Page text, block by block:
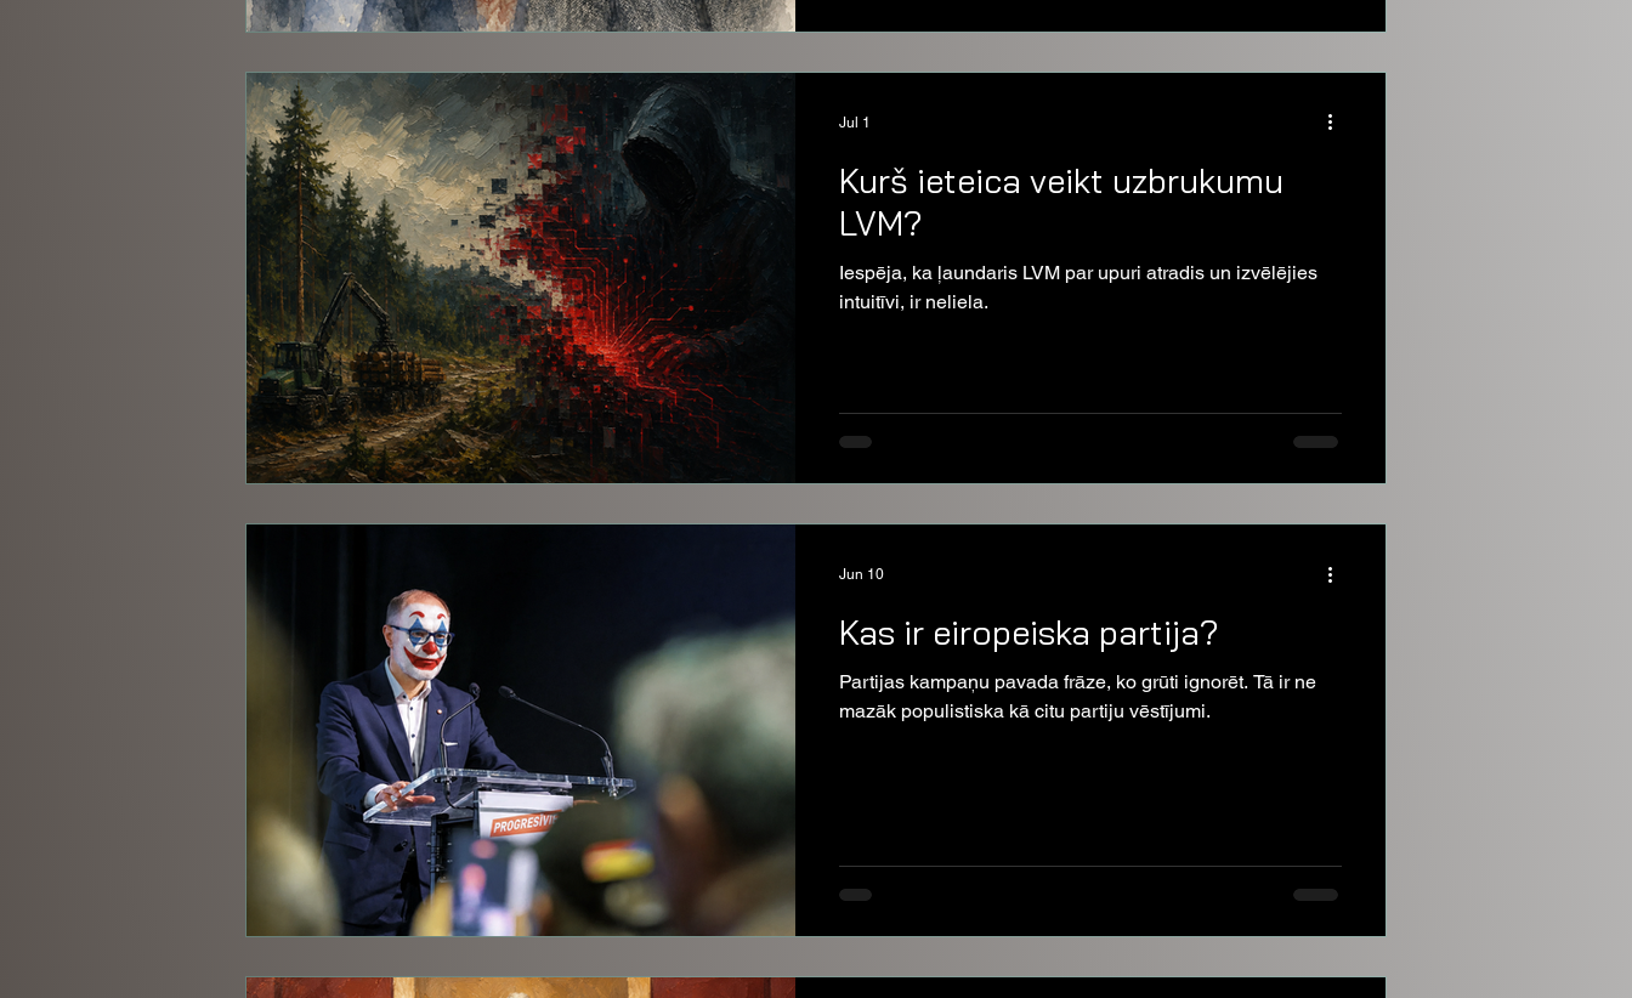
Kurš ieteica veikt uzbrukumu
LVM?
Iespēja, ka ļaundaris LVM par upuri atradis un izvēlējies
intuitīvi, ir neliela.
Jul 1
Kas ir eiropeiska partija?
Partijas kampaņu pavada frāze, ko grūti ignorēt. Tā ir ne
mazāk populistiska kā citu partiju vēstījumi.
Jun 10